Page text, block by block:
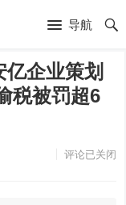
导航
企业策划
税被罚超6
评论已关闭